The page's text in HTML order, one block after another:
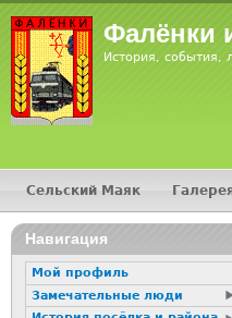
Фалёнки
История, события,
Главное меню
Сельский Маяк
16+
Навигация
Мой профиль
Замечательные люди